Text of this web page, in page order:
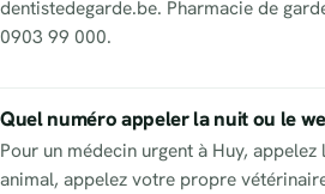
dentistedegarde.be. Pharmacie de
0903 99 000.
Quel numéro appeler la nuit ou le
Pour un médecin urgent à Huy,
animal, appelez votre propre